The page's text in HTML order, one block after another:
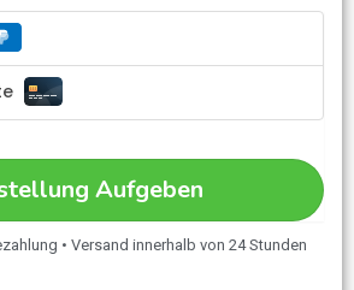
Aufgeben
• Versand innerhalb von 24 Stunden